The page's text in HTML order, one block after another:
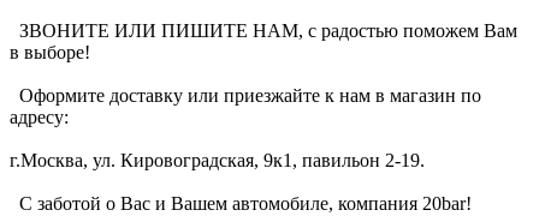
ЗВОНИТЕ ИЛИ ПИШИТЕ НАМ, с радостью поможем Вам
в выборе!
Оформите доставку или приезжайте к нам в магазин по
адресу:
г.Москва, ул. Кировоградская, 9к1, павильон 2-19.
С заботой о Вас и Вашем автомобиле, компания 20bar!